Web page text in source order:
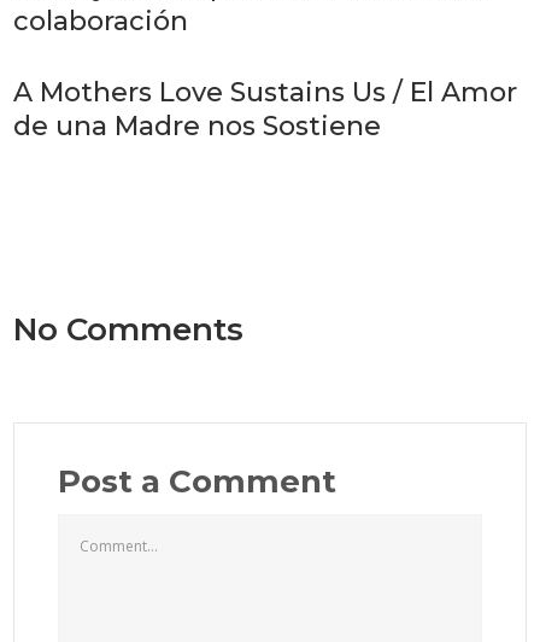
colaboración
A Mothers Love Sustains Us / El Amor
de una Madre nos Sostiene
No Comments
Post a Comment